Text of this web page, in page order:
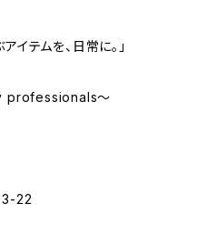
イテムを、日常に。」
professionals～
3-22